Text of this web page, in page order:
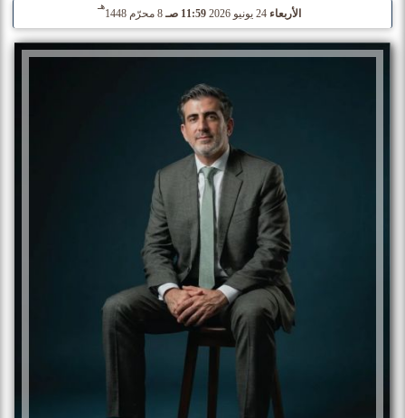
الأربعاء 24 يونيو 2026 11:59 صـ 8 محرّم 1448
هـ